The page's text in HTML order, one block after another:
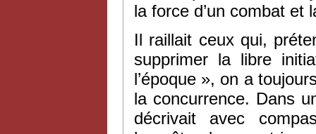
la force d’un combat et
Il raillait ceux qui,
supprimer la libre
l’époque », on a
la concurrence. Dans
décrivait avec